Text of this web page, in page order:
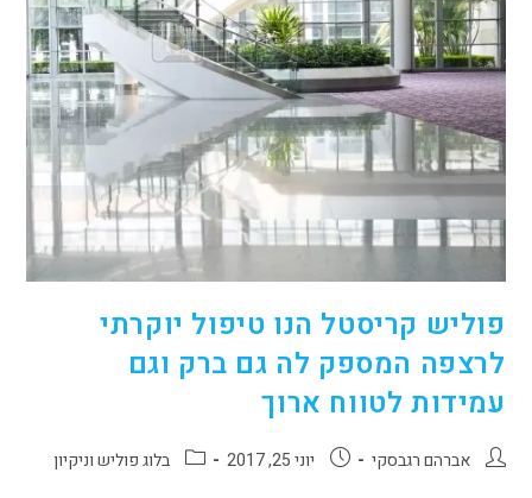
פוליש קריסטל הנו טיפול יוקרתי
לרצפה המספק לה גם ברק וגם
עמידות לטווח ארוך
אברהם רגבסקי יוני 25, 2017 בלוג פוליש וניקיון